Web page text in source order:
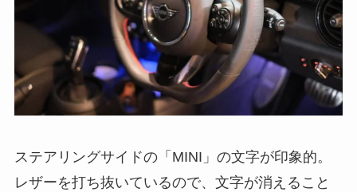
ステアリングサイドの「MINI」の文字が印象的。
レザーを打ち抜いているので、文字が消えること